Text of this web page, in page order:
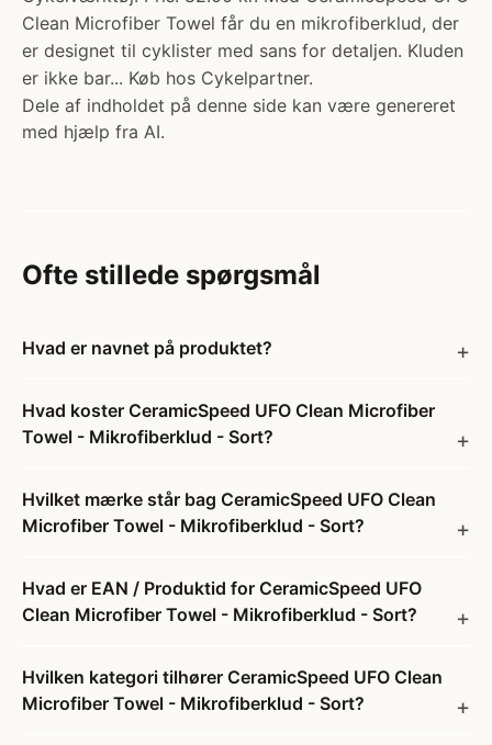
Clean Microfiber Towel får du en mikrofiberklud, der
er designet til cyklister med sans for detaljen. Kluden
er ikke bar... Køb hos Cykelpartner.
Dele af indholdet på denne side kan være genereret
med hjælp fra AI.
Ofte stillede spørgsmål
Hvad er navnet på produktet?
Hvad koster CeramicSpeed UFO Clean Microfiber
Towel - Mikrofiberklud - Sort?
Hvilket mærke står bag CeramicSpeed UFO Clean
Microfiber Towel - Mikrofiberklud - Sort?
Hvad er EAN / Produktid for CeramicSpeed UFO
Clean Microfiber Towel - Mikrofiberklud - Sort?
Hvilken kategori tilhører CeramicSpeed UFO Clean
Microfiber Towel - Mikrofiberklud - Sort?